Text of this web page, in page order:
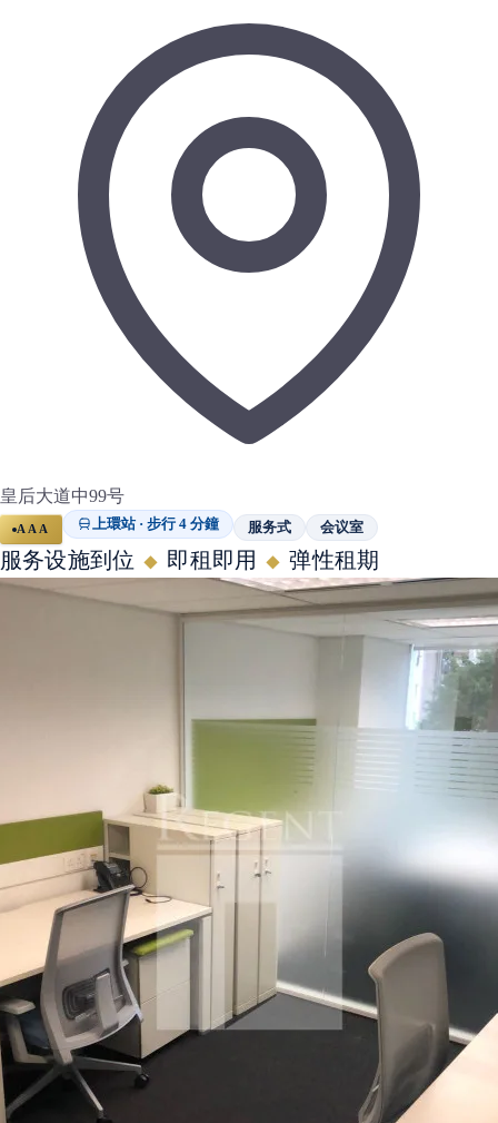
皇后大道中99号
AAA 上環站 · 步行 4 分鐘 服务式 会议室
服务设施到位 ◆ 即租即用 ◆ 弹性租期